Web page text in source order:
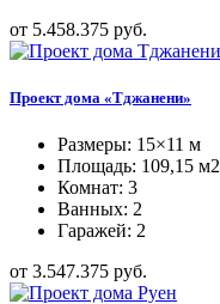
от 5.458.375 руб.
Проект дома «Тджанени»
Размеры: 15×11 м
Площадь: 109,15 м2
Комнат: 3
Ванных: 2
Гаражей: 2
от 3.547.375 руб.